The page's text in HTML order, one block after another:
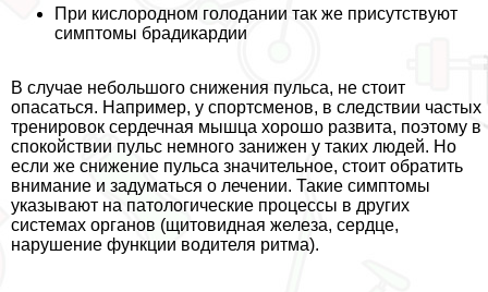
При кислородном голодании так же присутствуют
симптомы брадикардии
В случае небольшого снижения пульса, не стоит
опасаться. Например, у спортсменов, в следствии частых
тренировок сердечная мышца хорошо развита, поэтому в
спокойствии пульс немного занижен у таких людей. Но
если же снижение пульса значительное, стоит обратить
внимание и задуматься о лечении. Такие симптомы
указывают на патологические процессы в других
системах органов (щитовидная железа, сердце,
нарушение функции водителя ритма).